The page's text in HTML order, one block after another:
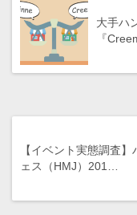
大手ハ
『
【イベント実態調査
ェス（HMJ）201…